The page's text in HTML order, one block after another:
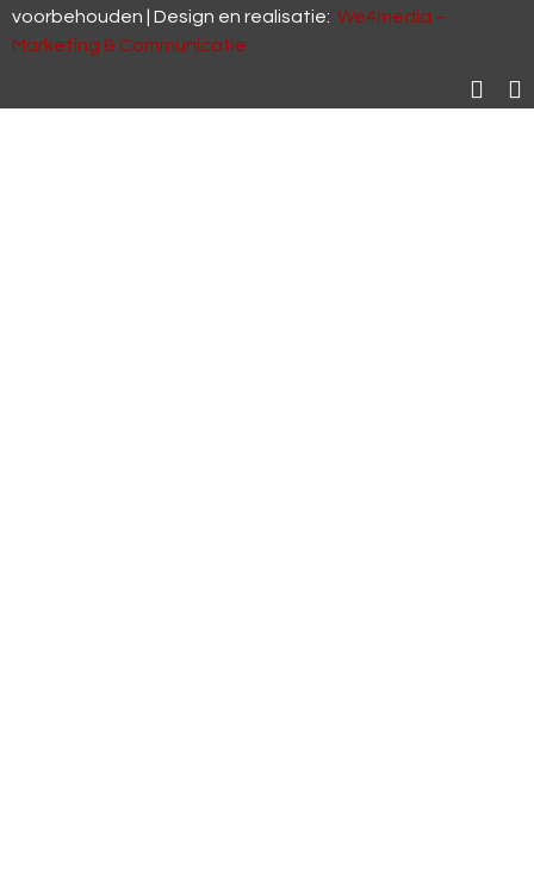
voorbehouden | Design en realisatie: We4media –
Marketing & Communicatie